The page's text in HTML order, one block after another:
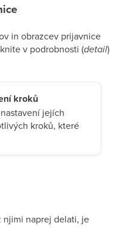
in obrazcev prijavnice
v podrobnosti (detail)
kroků
jejích
kroků, které
njimi naprej delati, je